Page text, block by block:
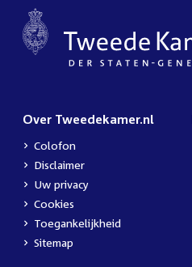
Over Tweedekamer.nl
Colofon
Disclaimer
Uw privacy
Cookies
Toegankelijkheid
Sitemap